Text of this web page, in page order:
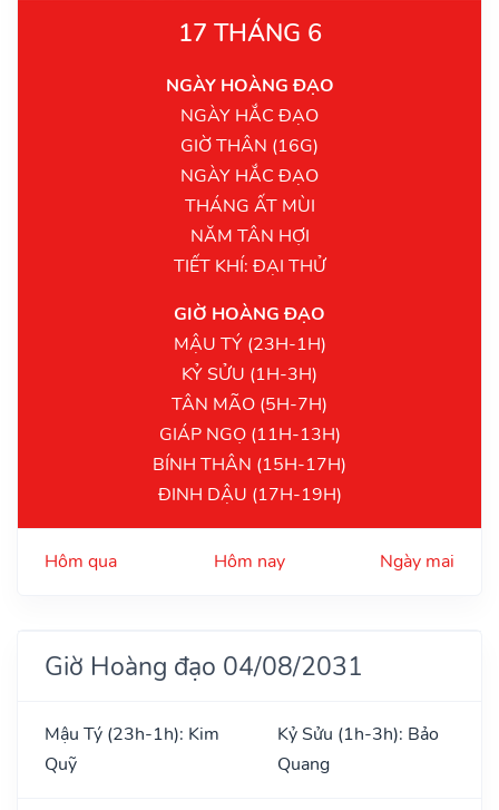
17 THÁNG 6
NGÀY HOÀNG ĐẠO
NGÀY HẮC ĐẠO
GIỜ THÂN (16G)
NGÀY HẮC ĐẠO
THÁNG ẤT MÙI
NĂM TÂN HỢI
TIẾT KHÍ: ĐẠI THỬ
GIỜ HOÀNG ĐẠO
MẬU TÝ (23H-1H)
KỶ SỬU (1H-3H)
TÂN MÃO (5H-7H)
GIÁP NGỌ (11H-13H)
BÍNH THÂN (15H-17H)
ĐINH DẬU (17H-19H)
Hôm qua Hôm nay Ngày mai
Giờ Hoàng đạo 04/08/2031
Mậu Tý (23h-1h): Kim
Quỹ
Kỷ Sửu (1h-3h): Bảo
Quang